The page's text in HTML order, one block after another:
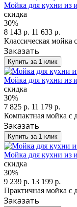
Мойка для кухни из
скидка
30%
8 143 р. 11 633 р.
Классическая
Заказать
Купить за 1 клик
Мойка для кухни из
скидка
30%
7 825 р. 11 179 р.
Компактная мойка
Заказать
Купить за 1 клик
Мойка для кухни из
скидка
30%
9 239 р. 13 199 р.
Практичная мойка
Заказать